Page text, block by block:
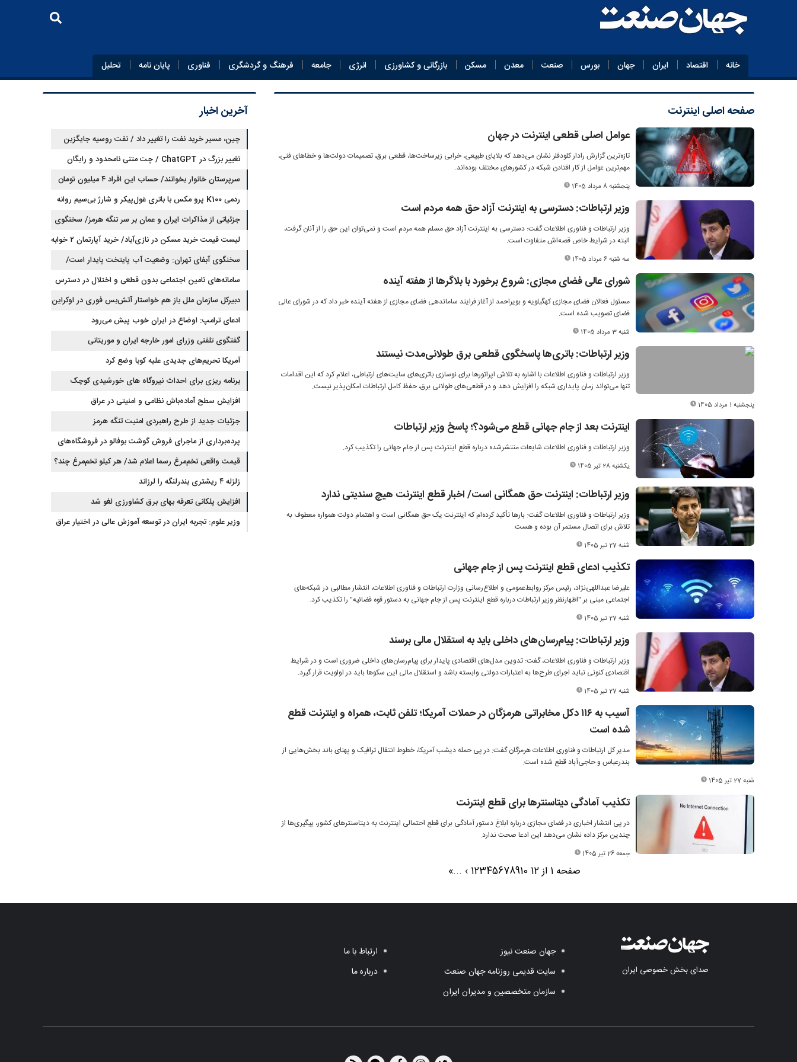
خانه اقتصاد ایران جهان بورس صنعت معدن مسکن بازرگانی و کشاورزی انرژی جامعه فرهنگ و گردشگری فناوری پایان‌ نامه تحلیل
صفحه اصلیاینترنت
عوامل اصلی قطعی اینترنت در جهان
تازه‌ترین گزارش رادار کلودفلر نشان می‌دهد که بلایای طبیعی، خرابی زیرساخت‌ها، قطعی برق، تصمیمات دولت‌ها و خطاهای فنی،
مهم‌ترین عوامل از کار افتادن شبکه در کشورهای مختلف بوده‌اند.
پنجشنبه 8 مرداد 1405
وزیر ارتباطات: دسترسی به اینترنت آزاد حق همه مردم است
وزیر ارتباطات و فناوری اطلاعات گفت: دسترسی به اینترنت آزاد حق مسلم همه مردم است و نمی‌توان این حق را از آنان گرفت،
البته در شرایط خاص قصه‌اش متفاوت است.
سه شنبه 6 مرداد 1405
شورای عالی فضای مجازی: شروع برخورد با بلاگرها از هفته آینده
مسئول فعالان فضای مجازی کهگیلویه و بویراحمد از آغاز فرایند ساماندهی فضای مجازی از هفته آینده خبر داد که در شورای عالی
فضای تصویب شده است.
شنبه 3 مرداد 1405
وزیر ارتباطات: باتری‌ها پاسخگوی قطعی برق طولانی‌مدت نیستند
وزیر ارتباطات و فناوری اطلاعات با اشاره به تلاش اپراتورها برای نوسازی باتری‌های سایت‌های ارتباطی، اعلام کرد که این اقدامات
تنها می‌تواند زمان پایداری شبکه را افزایش دهد و در قطعی‌های طولانی برق، حفظ کامل ارتباطات امکان‌پذیر نیست.
پنجشنبه 1 مرداد 1405
اینترنت بعد از جام جهانی قطع می‌شود؟؛ پاسخ وزیر ارتباطات
وزیر ارتباطات و فناوری اطلاعات شایعات منتشرشده درباره قطع اینترنت پس از جام جهانی را تکذیب کرد.
یکشنبه 28 تیر 1405
وزیر ارتباطات: اینترنت حق همگانی است/ اخبار قطع اینترنت هیچ سندیتی ندارد
وزیر ارتباطات و فناوری اطلاعات گفت: بارها تأکید کرده‌ام که اینترنت یک حق همگانی است و اهتمام دولت همواره معطوف به
تلاش برای اتصال مستمر آن بوده و هست.
شنبه 27 تیر 1405
تکذیب ادعای قطع اینترنت پس از جام جهانی
علیرضا عبداللهی‌نژاد، رئیس مرکز روابط‌عمومی و اطلاع‌رسانی وزارت ارتباطات و فناوری اطلاعات، انتشار مطالبی در شبکه‌های
اجتماعی مبنی بر "اظهارنظر وزیر ارتباطات درباره قطع اینترنت پس از جام جهانی به دستور قوه قضائیه" را تکذیب کرد.
شنبه 27 تیر 1405
وزیر ارتباطات: پیام‌رسان‌های داخلی باید به استقلال مالی برسند
وزیر ارتباطات و فناوری اطلاعات، گفت: تدوین مدل‌های اقتصادی پایدار برای پیام‌رسان‌های داخلی ضروری است و در شرایط
اقتصادی کنونی نباید اجرای طرح‌ها به اعتبارات دولتی وابسته باشد و استقلال مالی این سکوها باید در اولویت قرار گیرد.
شنبه 27 تیر 1405
آسیب به ۱۱۶ دکل مخابراتی هرمزگان در حملات آمریکا؛ تلفن ثابت، همراه و اینترنت ‌قطع
شده است
مدیر کل ارتباطات و فناوری اطلاعات هرمزگان گفت: در پی حمله دیشب آمریکا، خطوط انتقال ترافیک و پهنای باند بخش‌هایی از
بندرعباس و حاجی‌آباد قطع شده است.
شنبه 27 تیر 1405
تکذیب آمادگی دیتاسنترها برای قطع اینترنت
در پی انتشار اخباری در فضای مجازی درباره ابلاغ دستور آمادگی برای قطع احتمالی اینترنت به دیتاسنترهای کشور، پیگیری‌ها از
چندین مرکز داده نشان می‌دهد این ادعا صحت ندارد.
جمعه 26 تیر 1405
صفحه 1 از 12 12345678910
›
...
»
آخرین اخبار
چین، مسیر خرید نفت را تغییر داد / نفت روسیه جایگزین
نفت عربستان شد
تغییر بزرگ در ChatGPT / چت متنی نامحدود و رایگان
سرپرستان خانوار بخوانند/ حساب این افراد ۴ میلیون تومان
شارژ شد
ردمی K100 پرو مکس با باتری غول‌پیکر و شارژ بی‌سیم روانه
بازار می‌شود
جزئیاتی از مذاکرات ایران و عمان بر سر تنگه هرمز/ سخنگوی
هیات رئیسه مجلس: بیانیه‌ای شامل تصحیح مسیر تردد دریایی
در تنگه، در آستانه نهایی شدن است
لیست قیمت خرید مسکن در نازی‌آباد/ خرید آپارتمان ۲ خوابه
در این منطقه چقدر سرمایه نیاز دارد؟ + جدول مردادماه ۱۴۰۵
سخنگوی آبفای تهران: وضعیت آب پایتخت پایدار است/
جیره‌بندی نداریم
سامانه‌های تامین اجتماعی بدون قطعی و اختلال در دسترس
است
دبیرکل سازمان ملل باز هم خواستار آتش‌بس فوری در اوکراین
شدادعای ترامپ: اوضاع در ایران خوب پیش می‌رود
گفتگوی تلفنی وزرای امور خارجه ایران و موریتانی
آمریکا تحریم‌های جدیدی علیه کوبا وضع کرد
برنامه ریزی برای احداث نیروگاه های خورشیدی کوچک
مقیاس یا شناور روی آب در مازندران
افزایش سطح آماده‌باش نظامی و امنیتی در عراق
جزئیات جدید از طرح راهبردی امنیت تنگه هرمز
پرده‌برداری از ماجرای فروش گوشت بوفالو در فروشگاه‌های
کشور/ گوشت بوفالو از کجا وارد می‌شود؟/ هر کیلو بوفالو با چه
قیمتی به فروش می‌رود؟
قیمت واقعی تخم‌مرغ رسما اعلام شد/ هر کیلو تخم‌مرغ چند؟
زلزله ۴ ریشتری بندرلنگه را لرزاند
افزایش پلکانی تعرفه بهای برق کشاورزی لغو شد
وزیر علوم: تجربه ایران در توسعه آموزش عالی در اختیار عراق
صدای بخش خصوصی ایران
جهان صنعت نیوز
سایت قدیمی روزنامه جهان صنعت
سازمان متخصصین و مدیران ایران
ارتباط با ما
درباره ما